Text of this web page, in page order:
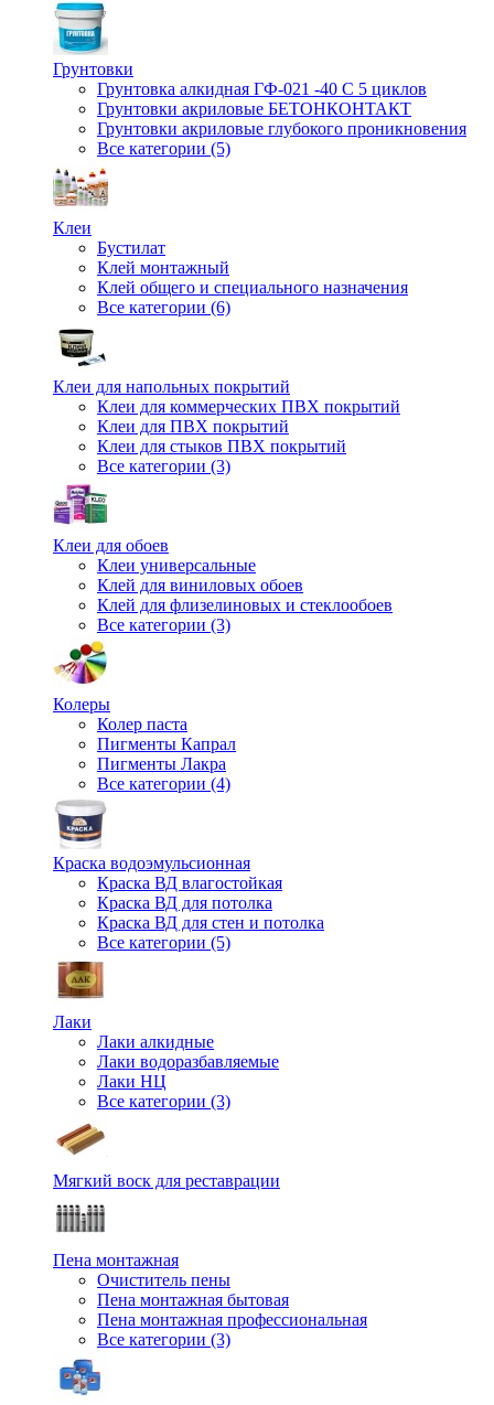
Грунтовки
Грунтовка алкидная ГФ-021 -40 С 5 циклов
Грунтовки акриловые БЕТОНКОНТАКТ
Грунтовки акриловые глубокого проникновения
Все категории (5)
Клеи
Бустилат
Клей монтажный
Клей общего и специального назначения
Все категории (6)
Клеи для напольных покрытий
Клеи для коммерческих ПВХ покрытий
Клеи для ПВХ покрытий
Клеи для стыков ПВХ покрытий
Все категории (3)
Клеи для обоев
Клеи универсальные
Клей для виниловых обоев
Клей для флизелиновых и стеклообоев
Все категории (3)
Колеры
Колер паста
Пигменты Капрал
Пигменты Лакра
Все категории (4)
Краска водоэмульсионная
Краска ВД влагостойкая
Краска ВД для потолка
Краска ВД для стен и потолка
Все категории (5)
Лаки
Лаки алкидные
Лаки водоразбавляемые
Лаки НЦ
Все категории (3)
Мягкий воск для реставрации
Пена монтажная
Очиститель пены
Пена монтажная бытовая
Пена монтажная профессиональная
Все категории (3)